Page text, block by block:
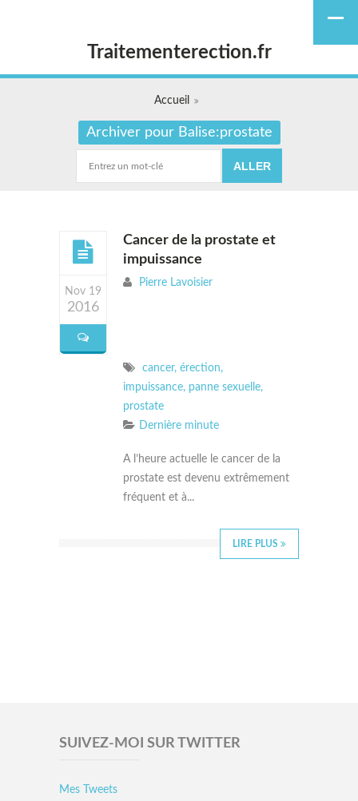
Traitementerection.fr
Accueil
Archiver pour Balise:prostate
Nov 19
2016
Cancer de la prostate et
impuissance
Pierre Lavoisier
cancer, érection,
impuissance, panne sexuelle,
prostate
Dernière minute
A l’heure actuelle le cancer de la
prostate est devenu extrêmement
fréquent et à...
LIRE PLUS
SUIVEZ-MOI SUR TWITTER
Mes Tweets